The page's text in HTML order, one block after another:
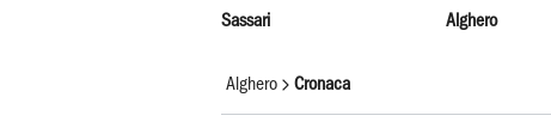
Sassari Alghero
Alghero Cronaca